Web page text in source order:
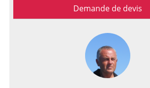
Demande de devis